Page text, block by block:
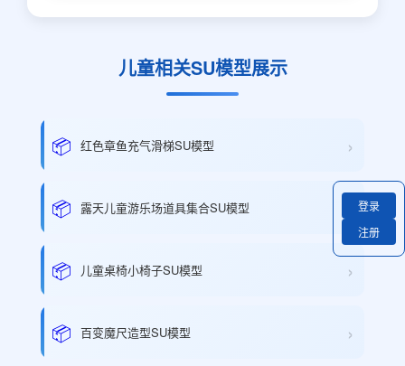
儿童相关SU模型展示
📦 红色章鱼充气滑梯SU模型 ›
📦 露天儿童游乐场道具集合SU模型
📦 儿童桌椅小椅子SU模型 ›
📦 百变魔尺造型SU模型 ›
登录
注册